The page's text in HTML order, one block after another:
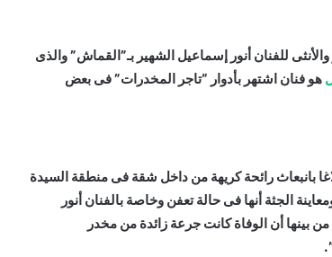
للفنان أنور إسماعيل الشهير بـ”القماش” والذى
هو فنان اشتهر بأدوار “تاجر المخدرات” فى بعض
القاهرة بلاغا بانبعاث رائحة كريهة من داخل شقة فى منطقة السيدة
الجثة أنها فى حالة تعفن وخاصة بالفنان أنور
بينها أن الوفاة كانت جرعة زائدة من مخدر